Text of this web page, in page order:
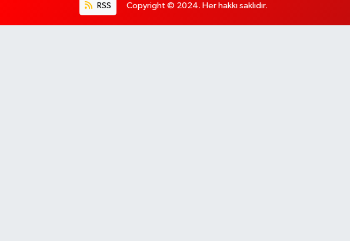
RSS Copyright © 2024. Her hakkı saklıdır.